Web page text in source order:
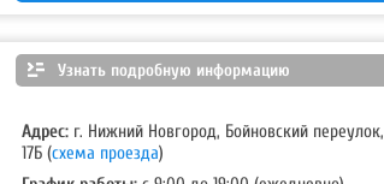
Узнать подробную информацию
Адрес: г. Нижний Новгород, Бойновский переулок,
17Б(схема проезда)